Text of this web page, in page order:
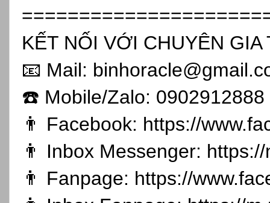
KẾT NỐI VỚI CHUYÊN GIA
📧 Mail:
☎️ Mobile/Zalo: 0902912888
👨 Facebook: https://
👨 Inbox Messenger:
👨 Fanpage: https://